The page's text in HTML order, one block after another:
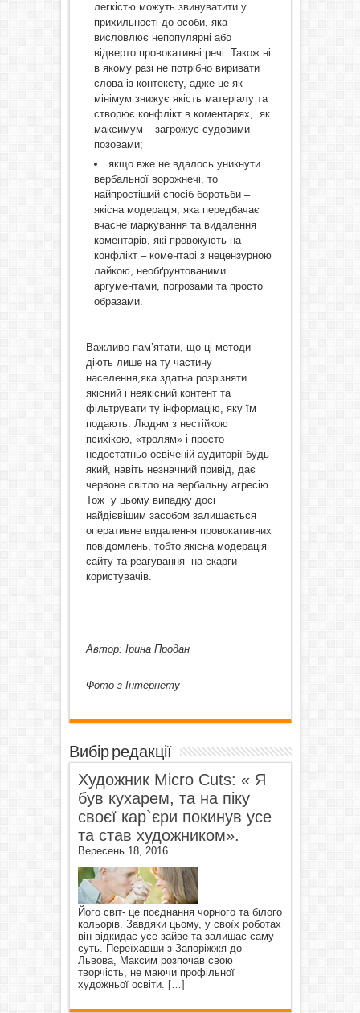
легкістю можуть звинуватити у
прихильності до особи, яка
висловлює непопулярні або
відверто провокативні речі. Також ні
в якому разі не потрібно виривати
слова із контексту, адже це як
мінімум знижує якість матеріалу та
створює конфлікт в коментарях, як
максимум – загрожує судовими
позовами;
якщо вже не вдалось уникнути
вербальної ворожнечі, то
найпростіший спосіб боротьби –
якісна модерація, яка передбачає
вчасне маркування та видалення
коментарів, які провокують на
конфлікт – коментарі з нецензурною
лайкою, необґрунтованими
аргументами, погрозами та просто
образами.
Важливо пам’ятати, що ці методи
діють лише на ту частину
населення,яка здатна розрізняти
якісний і неякісний контент та
фільтрувати ту інформацію, яку їм
подають. Людям з нестійкою
психікою, «тролям» і просто
недостатньо освіченій аудиторії будь-
який, навіть незначний привід, дає
червоне світло на вербальну агресію.
Тож у цьому випадку досі
найдієвішим засобом залишається
оперативне видалення провокативних
повідомлень, тобто якісна модерація
сайту та реагування на скарги
користувачів.
Автор: Ірина Продан
Фото з Інтернету
Вибір редакції
Художник Micro Cuts: « Я
був кухарем, та на піку
своєї кар`єри покинув усе
та став художником».
Вересень 18, 2016
Його світ- це поєднання чорного та білого
кольорів. Завдяки цьому, у своїх роботах
він відкидає усе зайве та залишає саму
суть. Переїхавши з Запоріжжя до
Львова, Максим розпочав свою
творчість, не маючи профільної
художньої освіти. […]